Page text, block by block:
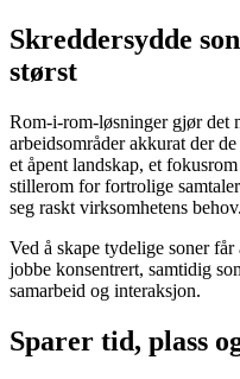
Skreddersydde
størst
Rom-i-rom-løsninger gjør det
arbeidsområder akkurat der
et åpent landskap, et
stillerom for fortrolige
seg raskt virksomhetens behov.
Ved å skape tydelige soner
jobbe konsentrert, samtidig
samarbeid og interaksjon.
Sparer tid, plass